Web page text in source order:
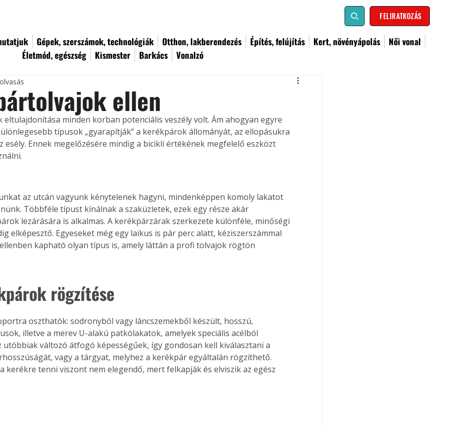
FELIRATKOZÁS
Gépek, szerszámok, technológiák Otthon, lakberendezés Építés, felújítás Kert, növényápolás
Női vonal
Életmód, egészség
Kismester Barkács Vonalzó
ellen
eltulajdonítása minden korban potenciális veszély volt. Ám ahogyan egyre
típusok „gyarapítják” a kerékpárok állományát, az ellopásukra
esély. Ennek megelőzésére mindig a bicikli értékének megfelelő eszközt
az utcán vagyunk kénytelenek hagyni, mindenképpen komoly lakatot
Többféle típust kínálnak a szaküzletek, ezek egy része akár
lezárására is alkalmas. A kerékpárzárak szerkezete különféle, minőségi
elképesztő. Egyeseket még egy laikus is pár perc alatt, kéziszerszámmal
kapható olyan típus is, amely láttán a profi tolvajok rögtön
rögzítése
oszthatók: sodronyból vagy láncszemekből készült, hosszú,
illetve a merev U-alakú patkólakatok, amelyek speciális acélból
utóbbiak változó átfogó képességűek, így gondosan kell kiválasztani a
vagy a tárgyat, melyhez a kerékpár egyáltalán rögzíthető.
kerékre tenni viszont nem elegendő, mert felkapják és elviszik az egész